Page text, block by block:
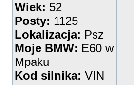
Wiek: 52
Posty: 1125
Lokalizacja: Psz
Moje BMW: E60 w
Mpaku
Kod silnika: VIN